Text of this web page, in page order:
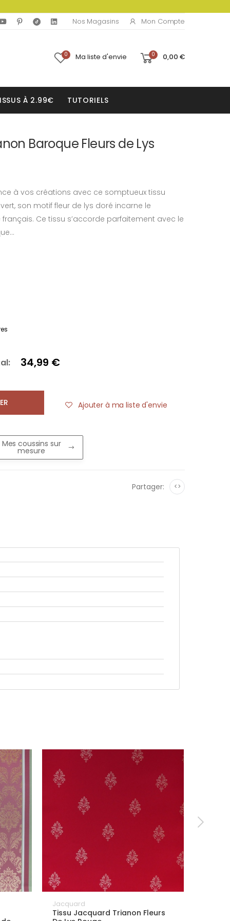
Nos Magasins Mon Compte
0 Ma liste d'envie 0 0,00 €
À 2.99€ TUTORIELS
Baroque Fleurs de Lys
à vos créations avec ce somptueux tissu
son motif fleur de lys doré incarne le
Ce tissu s’accorde parfaitement avec le
34,99 €
Ajouter à ma liste d'envie
Mes coussins sur
mesure
Partager: <>
Jacquard
Tissu Jacquard Trianon Fleurs